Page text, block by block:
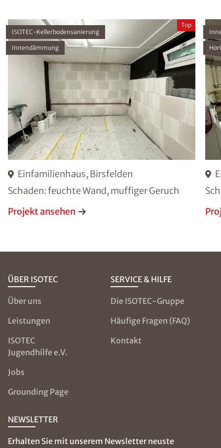
Einfamilienhaus, Birsfelden
Schaden: feuchte Wand, muffiger Geruch
ISOTEC-Kellerbodensanierung
Innendämmung
Top
Projekt ansehen
ÜBER ISOTEC
Über uns
Leistungen
ISOTEC
Jugendhilfe e.V.
Jobs
Grounding Page
SERVICE & HILFE
Die ISOTEC-Gruppe
Häufige Fragen (FAQ)
Kontakt
NEWSLETTER
Erhalten Sie mit unserem Newsletter neuste